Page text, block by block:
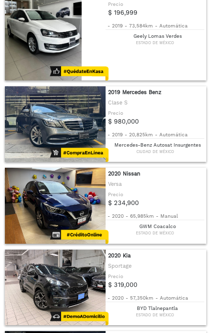
Precio
$ 196,999
- 2019 - 73,584km - Automática
Geely Lomas Verdes
ESTADO DE MÉXICO
2019 Mercedes Benz
Clase S
Precio
$ 980,000
- 2019 - 20,825km - Automática
Mercedes-Benz Autosat Insurgentes
CIUDAD DE MÉXICO
2020 Nissan
Versa
Precio
$ 234,900
- 2020 - 65,985km - Manual
GWM Coacalco
ESTADO DE MÉXICO
2020 Kia
Sportage
Precio
$ 319,000
- 2020 - 57,350km - Automática
BYD Tlalnepantla
ESTADO DE MÉXICO